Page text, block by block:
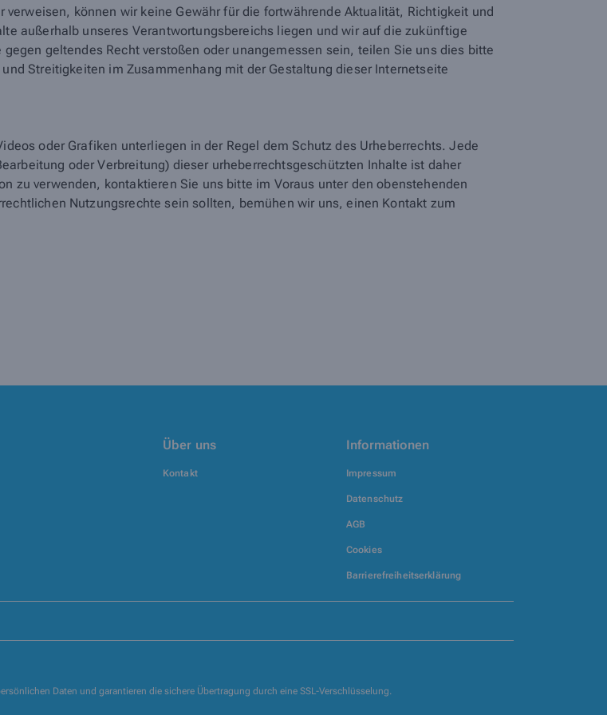
können wir keine Gewähr für die fortwährende Aktualität, Richtigkeit und
außerhalb unseres Verantwortungsbereichs liegen und wir auf die zukünftige
geltendes Recht verstoßen oder unangemessen sein, teilen Sie uns dies bitte
Streitigkeiten im Zusammenhang mit der Gestaltung dieser Internetseite
oder Grafiken unterliegen in der Regel dem Schutz des Urheberrechts. Jede
oder Verbreitung) dieser urheberrechtsgeschützten Inhalte ist daher
zu verwenden, kontaktieren Sie uns bitte im Voraus unter den obenstehenden
Nutzungsrechte sein sollten, bemühen wir uns, einen Kontakt zum
Über uns
Kontakt
Informationen
Impressum
Datenschutz
AGB
Cookies
Barrierefreiheitserklärung
Daten und garantieren die sichere Übertragung durch eine SSL-Verschlüsselung.